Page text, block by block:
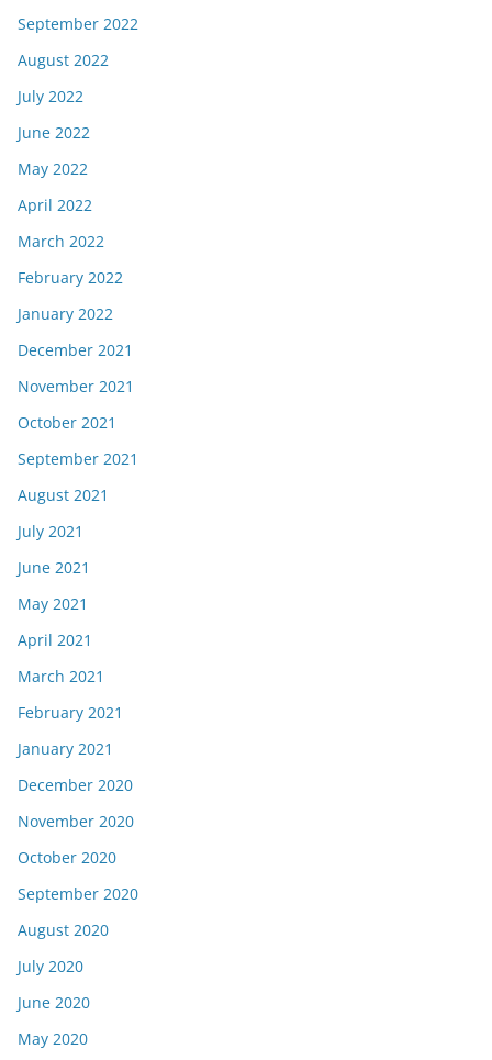
September 2022
August 2022
July 2022
June 2022
May 2022
April 2022
March 2022
February 2022
January 2022
December 2021
November 2021
October 2021
September 2021
August 2021
July 2021
June 2021
May 2021
April 2021
March 2021
February 2021
January 2021
December 2020
November 2020
October 2020
September 2020
August 2020
July 2020
June 2020
May 2020